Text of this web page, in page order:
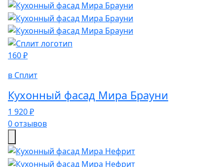
160 ₽
в Сплит
Кухонный фасад Мира Брауни
1 920 ₽
0 отзывов